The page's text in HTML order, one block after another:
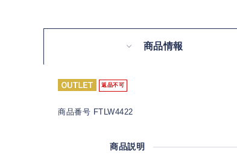
商品情報
返品不可
商品番号 FTLW4422
商品説明